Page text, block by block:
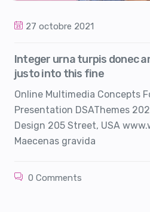
27 octobre 2021
Integer urna turpis donec
justo into this fine
Online Multimedia Concepts
Presentation DSAThemes
Design 205 Street, USA
Maecenas gravida
0 Comments